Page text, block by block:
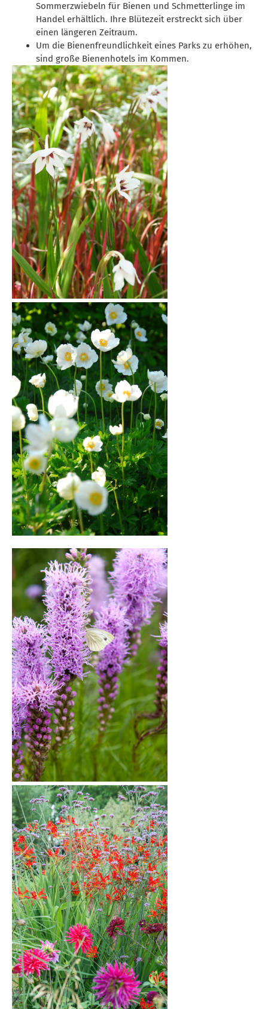
Sommerzwiebeln für Bienen und Schmetterlinge im
Handel erhältlich. Ihre Blütezeit erstreckt sich über
einen längeren Zeitraum.
Um die Bienenfreundlichkeit eines Parks zu erhöhen,
sind große Bienenhotels im Kommen.